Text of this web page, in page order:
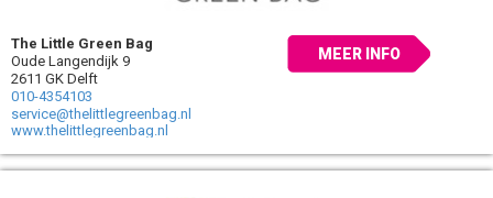
The Little Green Bag
Oude Langendijk 9
2611 GK Delft
010-4354103
service@thelittlegreenbag.nl
www.thelittlegreenbag.nl
MEER INFO